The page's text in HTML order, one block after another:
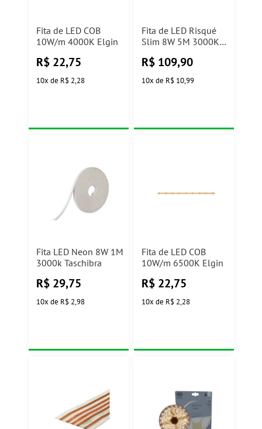
Fita de LED COB
10W/m 4000K Elgin
R$ 22,75
10x de R$ 2,28
Fita de LED Risqué
Slim 8W 5M 3000K
R$ 109,90
10x de R$ 10,99
Fita LED Neon 8W 1M
3000k Taschibra
R$ 29,75
10x de R$ 2,98
Fita de LED COB
10W/m 6500K Elgin
R$ 22,75
10x de R$ 2,28